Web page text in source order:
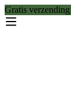
Gratis